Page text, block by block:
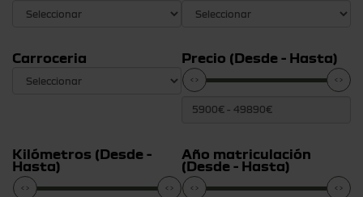
Carroceria Precio (Desde - Hasta)
Kilómetros (Desde -
Hasta)
Año matriculación
(Desde - Hasta)